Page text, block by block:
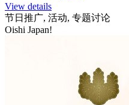
View details
节日推广, 活动, 专题讨论
Oishi Japan!